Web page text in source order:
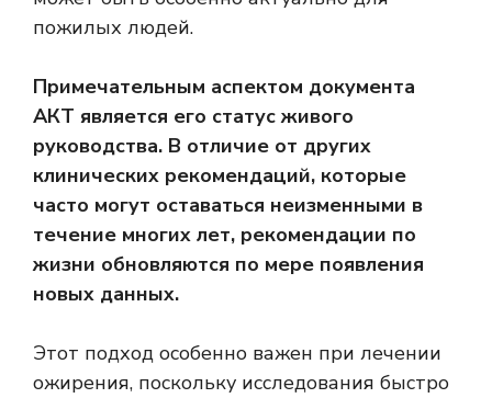
пожилых людей.
Примечательным аспектом документа
АКТ является его статус живого
руководства. В отличие от других
клинических рекомендаций, которые
часто могут оставаться неизменными в
течение многих лет, рекомендации по
жизни обновляются по мере появления
новых данных.
Этот подход особенно важен при лечении
ожирения, поскольку исследования быстро